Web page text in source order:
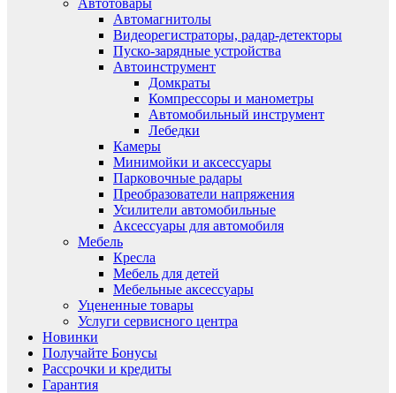
Автотовары
Автомагнитолы
Видеорегистраторы, радар-детекторы
Пуско-зарядные устройства
Автоинструмент
Домкраты
Компрессоры и манометры
Автомобильный инструмент
Лебедки
Камеры
Минимойки и аксессуары
Парковочные радары
Преобразователи напряжения
Усилители автомобильные
Аксессуары для автомобиля
Мебель
Кресла
Мебель для детей
Мебельные аксессуары
Уцененные товары
Услуги сервисного центра
Новинки
Получайте Бонусы
Рассрочки и кредиты
Гарантия